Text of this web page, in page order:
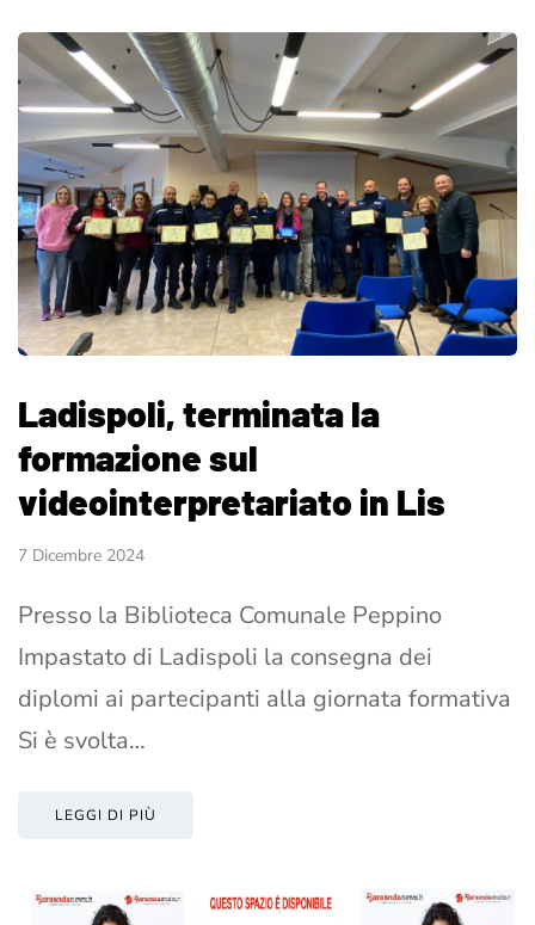
Ladispoli, terminata la
formazione sul
videointerpretariato in Lis
7 Dicembre 2024
Presso la Biblioteca Comunale Peppino
Impastato di Ladispoli la consegna dei
diplomi ai partecipanti alla giornata formativa
Si è svolta…
LEGGI DI PIÙ